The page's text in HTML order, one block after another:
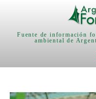
Fuente de información
ambiental de